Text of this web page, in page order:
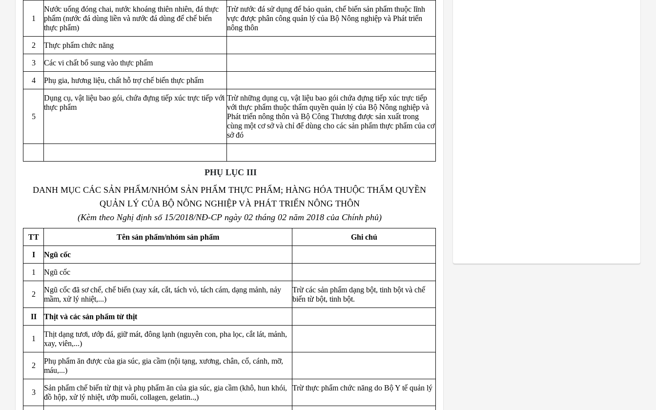
1
Nước uống đóng chai, nước khoáng thiên nhiên, đá thực
phẩm (nước đá dùng liền và nước đá dùng để chế biến
thực phẩm)
Trừ nước đá sử dụng để bảo quản, chế biến sản phẩm thuộc lĩnh
vực được phân công quản lý của Bộ Nông nghiệp và Phát triển
nông thôn
2 Thực phẩm chức năng
3 Các vi chất bổ sung vào thực phẩm
4 Phụ gia, hương liệu, chất hỗ trợ chế biến thực phẩm
5
Dụng cụ, vật liệu bao gói, chứa đựng tiếp xúc trực tiếp với
thực phẩm
Trừ những dụng cụ, vật liệu bao gói chứa đựng tiếp xúc trực tiếp
với thực phẩm thuộc thẩm quyền quản lý của Bộ Nông nghiệp và
Phát triển nông thôn và Bộ Công Thương được sản xuất trong
cùng một cơ sở và chỉ để dùng cho các sản phẩm thực phẩm của cơ
sở đó
PHỤ LỤC III
DANH MỤC CÁC SẢN PHẨM/NHÓM SẢN PHẨM THỰC PHẨM; HÀNG HÓA THUỘC THẨM QUYỀN
QUẢN LÝ CỦA BỘ NÔNG NGHIỆP VÀ PHÁT TRIỂN NÔNG THÔN
(Kèm theo Nghị định số 15/2018/NĐ-CP ngày 02 tháng 02 năm 2018 của Chính phủ)
TT Tên sản phẩm/nhóm sản phẩm Ghi chú
I Ngũ cốc
1 Ngũ cốc
2
Ngũ cốc đã sơ chế, chế biến (xay xát, cắt, tách vỏ, tách cám, dạng mảnh, nảy
mầm, xử lý nhiệt,...)
Trừ các sản phẩm dạng bột, tinh bột và chế
biến từ bột, tinh bột.
II Thịt và các sản phẩm từ thịt
1
Thịt dạng tươi, ướp đá, giữ mát, đông lạnh (nguyên con, pha lọc, cắt lát, mảnh,
xay, viên,...)
2
Phụ phẩm ăn được của gia súc, gia cầm (nội tạng, xương, chân, cổ, cánh, mỡ,
máu,...)
3
Sản phẩm chế biến từ thịt và phụ phẩm ăn của gia súc, gia cầm (khô, hun khói,
đồ hộp, xử lý nhiệt, ướp muối, collagen, gelatin..,)
Trừ thực phẩm chức năng do Bộ Y tế quản lý